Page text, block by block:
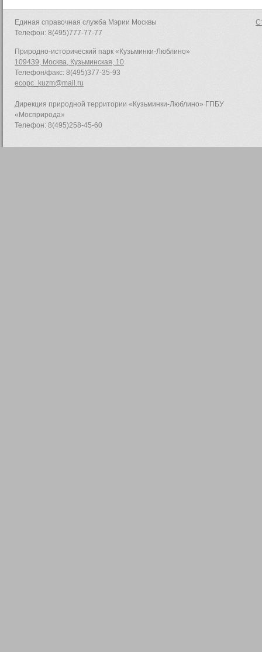
Единая справочная служба Мэрии Москвы
Телефон: 8(495)777-77-77
Природно-исторический парк «Кузьминки-Люблино»
109439, Москва, Кузьминская, 10
Телефон/факс: 8(495)377-35-93
ecopc_kuzm@mail.ru
Дирекция природной территории «Кузьминки-Люблино» ГПБУ
«Мосприрода»
Телефон: 8(495)258-45-60